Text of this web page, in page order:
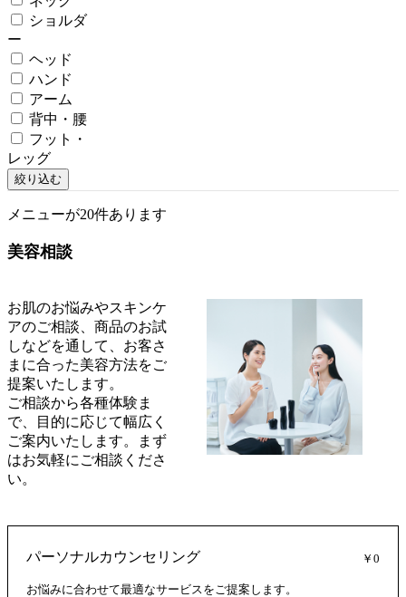
ショルダ
ー
ヘッド
ハンド
アーム
背中・腰
フット・
レッグ
絞り込む
メニューが20件あります
美容相談
お肌のお悩みやスキンケ
アのご相談、商品のお試
しなどを通して、お客さ
まに合った美容方法をご
提案いたします。
ご相談から各種体験ま
で、目的に応じて幅広く
ご案内いたします。まず
はお気軽にご相談くださ
い。
パーソナルカウンセリング ￥0
お悩みに合わせて最適なサービスをご提案します。